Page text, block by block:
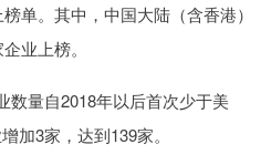
。其中，中国大陆（含香港）
业上榜。
量自2018年以后首次少于美
加3家，达到139家。